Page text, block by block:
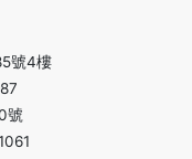
號4樓
號